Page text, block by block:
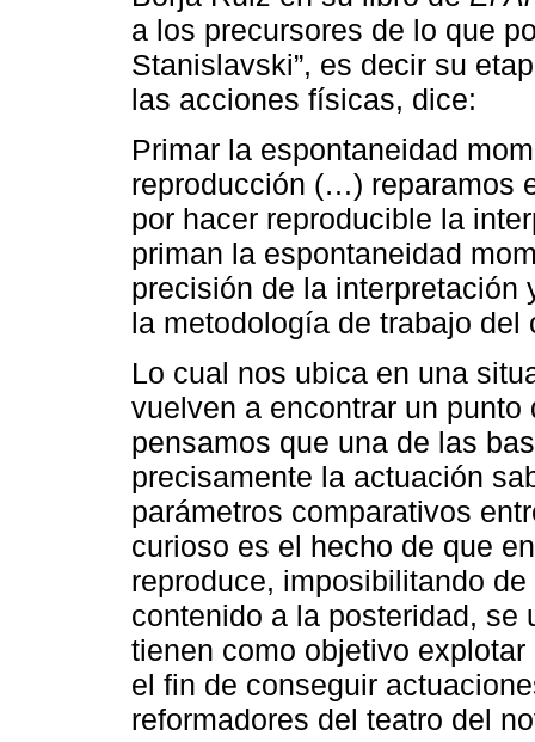
a los precursores de lo que
Stanislavski”, es decir su
las acciones físicas, dice:
Primar la espontaneidad
reproducción (…) reparamos
por hacer reproducible la
priman la espontaneidad
precisión de la interpretación
la metodología de trabajo del
Lo cual nos ubica en una
vuelven a encontrar un
pensamos que una de las
precisamente la actuación
parámetros comparativos
curioso es el hecho de que
reproduce, imposibilitando
contenido a la posteridad,
tienen como objetivo
el fin de conseguir
reformadores del teatro del